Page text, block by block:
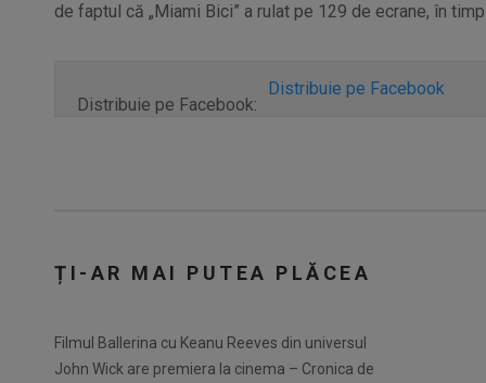
de faptul că „Miami Bici” a rulat pe 129 de ecrane, în
Distribuie pe Facebook:
Distribuie pe Facebook
ȚI-AR MAI PUTEA PLĂCEA
Filmul Ballerina cu Keanu Reeves din universul
John Wick are premiera la cinema – Cronica de